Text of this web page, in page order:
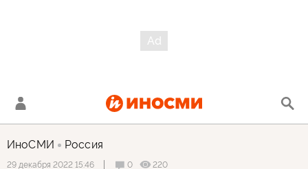
ИноСМИ Россия
29 декабря 2022 15:46 0 220